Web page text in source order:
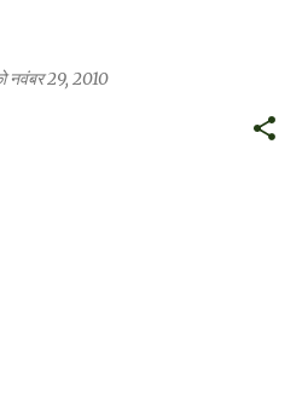
नवंबर 29, 2010